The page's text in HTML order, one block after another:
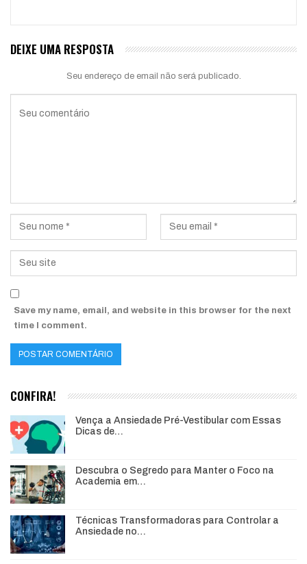
DEIXE UMA RESPOSTA
Seu endereço de email não será publicado.
Save my name, email, and website in this browser for the next
time I comment.
CONFIRA!
Vença a Ansiedade Pré-Vestibular com Essas
Dicas de…
Descubra o Segredo para Manter o Foco na
Academia em…
Técnicas Transformadoras para Controlar a
Ansiedade no…